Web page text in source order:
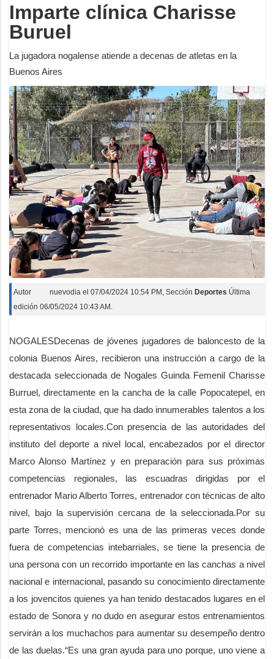
Imparte clínica Charisse
Buruel
La jugadora nogalense atiende a decenas de atletas en la
Buenos Aires
Autor nuevodia el 07/04/2024 10:54 PM , Sección Deportes Última
edición 06/05/2024 10:43 AM.
NOGALESDecenas de jóvenes jugadores de baloncesto de la
colonia Buenos Aires, recibieron una instrucción a cargo de la
destacada seleccionada de Nogales Guinda Femenil Charisse
Burruel, directamente en la cancha de la calle Popocatepel, en
esta zona de la ciudad, que ha dado innumerables talentos a los
representativos locales.Con presencia de las autoridades del
instituto del deporte a nivel local, encabezados por el director
Marco Alonso Martínez y en preparación para sus próximas
competencias regionales, las escuadras dirigidas por el
entrenador Mario Alberto Torres, entrenador con técnicas de alto
nivel, bajo la supervisión cercana de la seleccionada.Por su
parte Torres, mencionó es una de las primeras veces donde
fuera de competencias intebarriales, se tiene la presencia de
una persona con un recorrido importante en las canchas a nivel
nacional e internacional, pasando su conocimiento directamente
a los jovencitos quienes ya han tenido destacados lugares en el
estado de Sonora y no dudo en asegurar estos entrenamientos
servirán a los muchachos para aumentar su desempeño dentro
de las duelas.“Es una gran ayuda para uno porque, uno viene a